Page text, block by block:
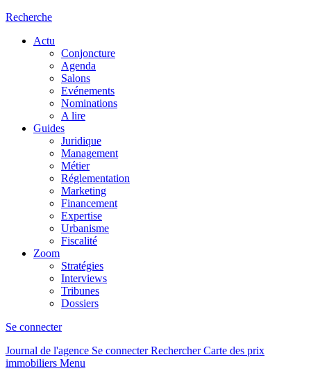
Recherche
Actu
Conjoncture
Agenda
Salons
Evénements
Nominations
A lire
Guides
Juridique
Management
Métier
Réglementation
Marketing
Financement
Expertise
Urbanisme
Fiscalité
Zoom
Stratégies
Interviews
Tribunes
Dossiers
Se connecter
Journal de l'agence Se connecterRechercher Carte des prix
immobiliers Menu